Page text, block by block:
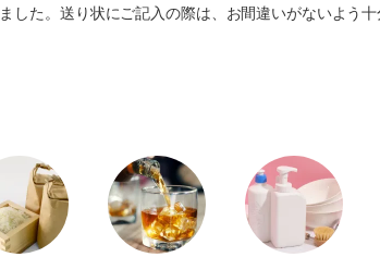
した。送り状にご記入の際は、お間違いがないよう十